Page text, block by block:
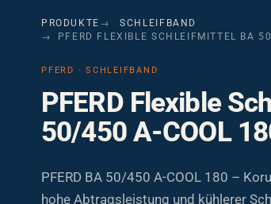
PFERD FLEXIBLE SCHLEIFMITTEL BA
PFERD Flexible
50/450 A-COOL
PFERD BA 50/450 A-COOL 180 –
hohe Abtragsleistung und kühlerer